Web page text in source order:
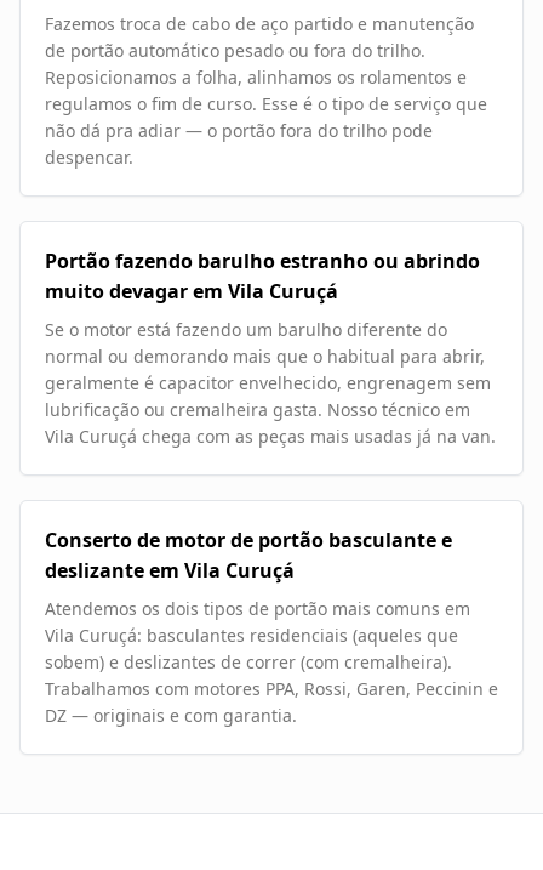
Fazemos troca de cabo de aço partido e manutenção
de portão automático pesado ou fora do trilho.
Reposicionamos a folha, alinhamos os rolamentos e
regulamos o fim de curso. Esse é o tipo de serviço que
não dá pra adiar — o portão fora do trilho pode
despencar.
Portão fazendo barulho estranho ou abrindo
muito devagar em Vila Curuçá
Se o motor está fazendo um barulho diferente do
normal ou demorando mais que o habitual para abrir,
geralmente é capacitor envelhecido, engrenagem sem
lubrificação ou cremalheira gasta. Nosso técnico em
Vila Curuçá chega com as peças mais usadas já na van.
Conserto de motor de portão basculante e
deslizante em Vila Curuçá
Atendemos os dois tipos de portão mais comuns em
Vila Curuçá: basculantes residenciais (aqueles que
sobem) e deslizantes de correr (com cremalheira).
Trabalhamos com motores PPA, Rossi, Garen, Peccinin e
DZ — originais e com garantia.